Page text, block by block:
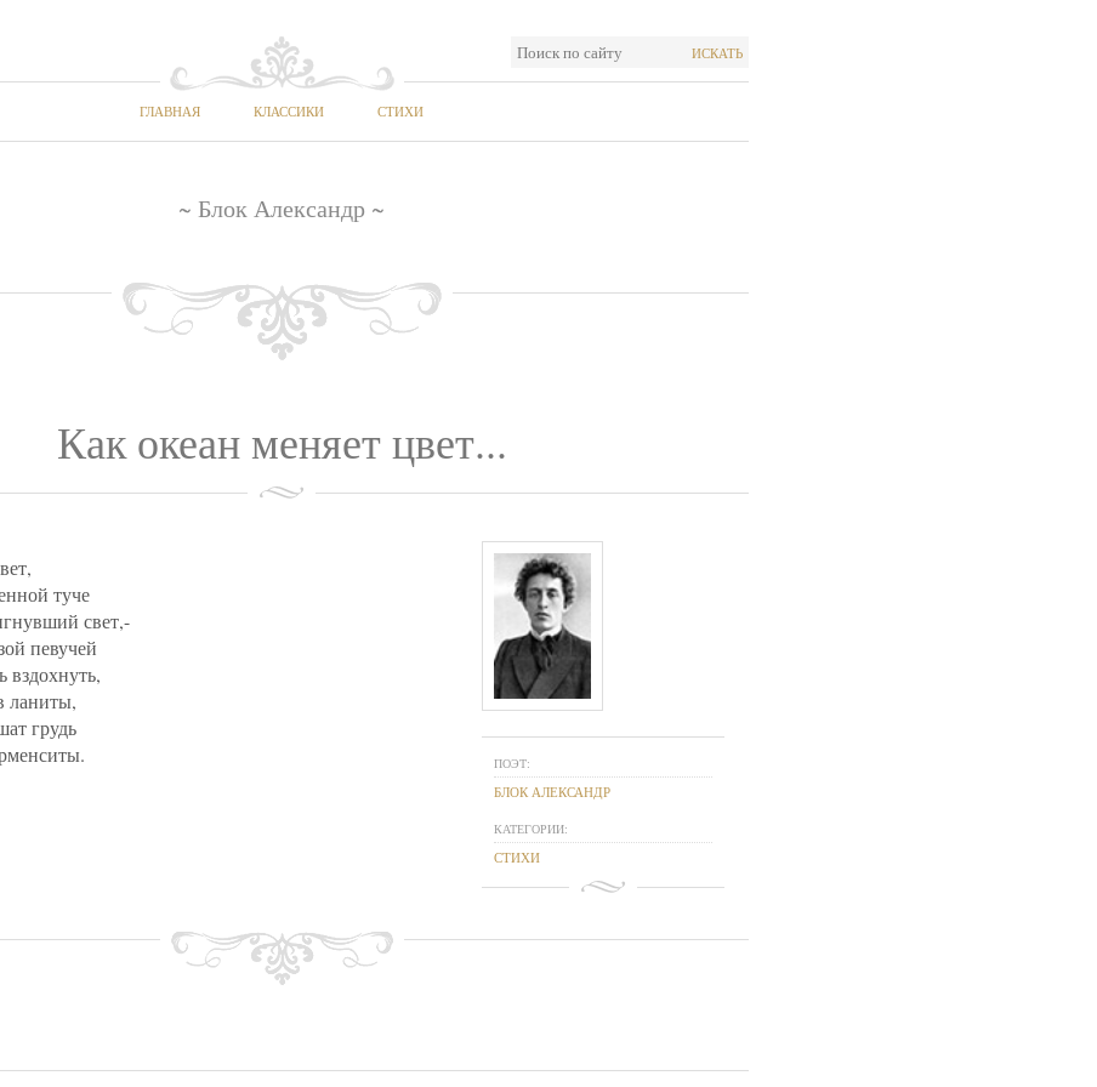
ИСКАТЬ
ГЛАВНАЯ КЛАССИКИ СТИХИ
~ Блок Александр ~
Как океан меняет цвет...
туче
свет,-
певучей
вздохнуть,
ланиты,
грудь
ПОЭТ:
БЛОК АЛЕКСАНДР
КАТЕГОРИИ:
СТИХИ